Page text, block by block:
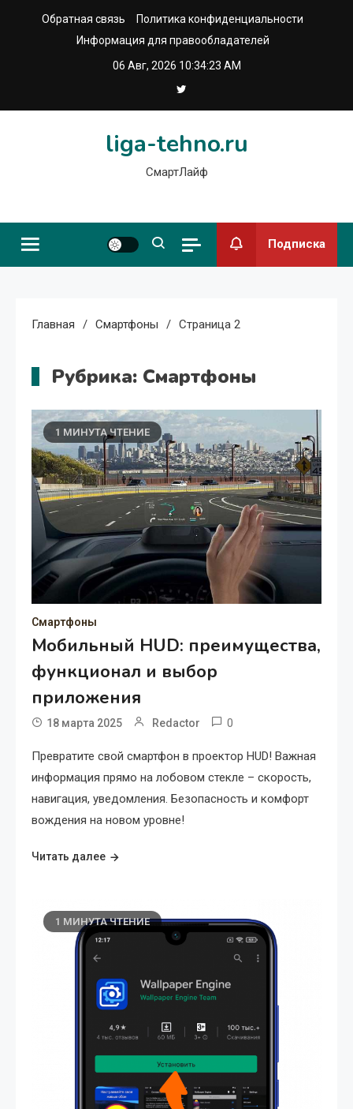
Обратная связь
Политика конфиденциальности
Информация для правообладателей
06 Авг, 2026 10:34:24 AM
liga-tehno.ru
СмартЛайф
Подписка
Главная Смартфоны Страница 2
Рубрика: Смартфоны
1 МИНУТА ЧТЕНИЕ
Смартфоны
Мобильный HUD: преимущества,
функционал и выбор
приложения
18 марта 2025 Redactor 0
Превратите свой смартфон в проектор HUD! Важная
информация прямо на лобовом стекле – скорость,
навигация, уведомления. Безопасность и комфорт
вождения на новом уровне!
Читать далее
1 МИНУТА ЧТЕНИЕ